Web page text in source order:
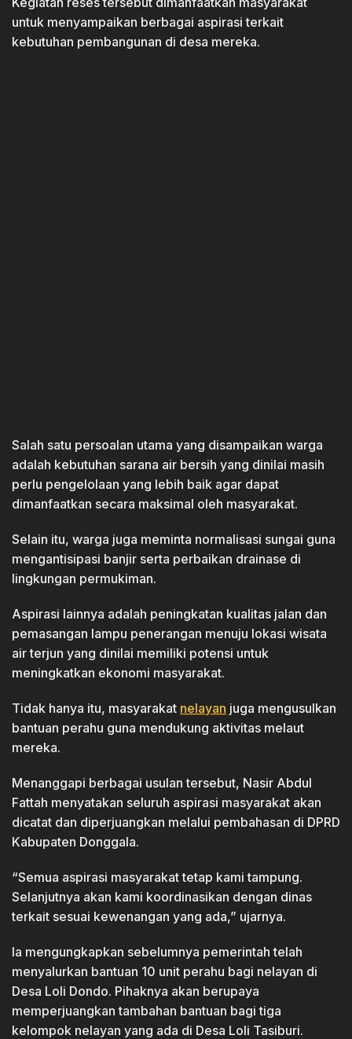
untuk menyampaikan berbagai aspirasi terkait
kebutuhan pembangunan di desa mereka.
Salah satu persoalan utama yang disampaikan warga
adalah kebutuhan sarana air bersih yang dinilai masih
perlu pengelolaan yang lebih baik agar dapat
dimanfaatkan secara maksimal oleh masyarakat.
Selain itu, warga juga meminta normalisasi sungai guna
mengantisipasi banjir serta perbaikan drainase di
lingkungan permukiman.
Aspirasi lainnya adalah peningkatan kualitas jalan dan
pemasangan lampu penerangan menuju lokasi wisata
air terjun yang dinilai memiliki potensi untuk
meningkatkan ekonomi masyarakat.
Tidak hanya itu, masyarakat nelayan juga mengusulkan
bantuan perahu guna mendukung aktivitas melaut
mereka.
Menanggapi berbagai usulan tersebut, Nasir Abdul
Fattah menyatakan seluruh aspirasi masyarakat akan
dicatat dan diperjuangkan melalui pembahasan di DPRD
Kabupaten Donggala.
“Semua aspirasi masyarakat tetap kami tampung.
Selanjutnya akan kami koordinasikan dengan dinas
terkait sesuai kewenangan yang ada,” ujarnya.
Ia mengungkapkan sebelumnya pemerintah telah
menyalurkan bantuan 10 unit perahu bagi nelayan di
Desa Loli Dondo. Pihaknya akan berupaya
memperjuangkan tambahan bantuan bagi tiga
kelompok nelayan yang ada di Desa Loli Tasiburi.